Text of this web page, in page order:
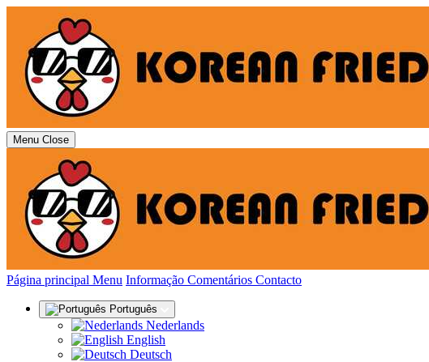
Menu Close
Página principal (actual)
Menu Informação Comentários Contacto
Português
Nederlands
English
Deutsch